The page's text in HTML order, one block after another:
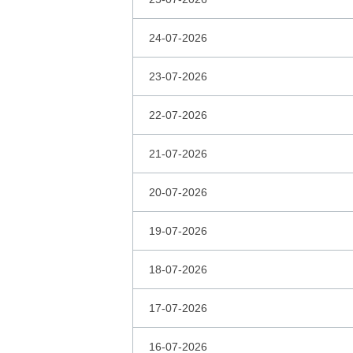
24-07-2026
23-07-2026
22-07-2026
21-07-2026
20-07-2026
19-07-2026
18-07-2026
17-07-2026
16-07-2026